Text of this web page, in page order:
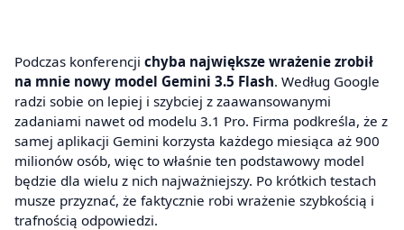
Podczas konferencji chyba największe wrażenie zrobił
na mnie nowy model Gemini 3.5 Flash. Według Google
radzi sobie on lepiej i szybciej z zaawansowanymi
zadaniami nawet od modelu 3.1 Pro. Firma podkreśla, że z
samej aplikacji Gemini korzysta każdego miesiąca aż 900
milionów osób, więc to właśnie ten podstawowy model
będzie dla wielu z nich najważniejszy. Po krótkich testach
musze przyznać, że faktycznie robi wrażenie szybkością i
trafnością odpowiedzi.